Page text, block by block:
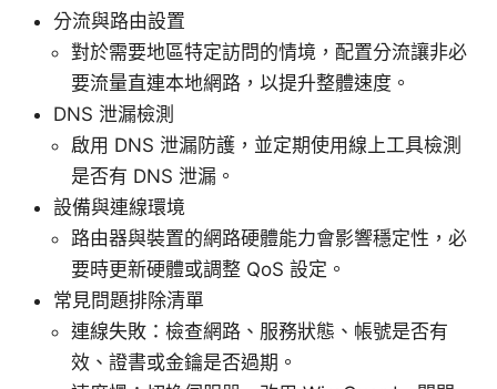
分流與路由設置
對於需要地區特定訪問的情境，配置分流讓非必
要流量直連本地網路，以提升整體速度。
DNS 泄漏檢測
啟用 DNS 泄漏防護，並定期使用線上工具檢測
是否有 DNS 泄漏。
設備與連線環境
路由器與裝置的網路硬體能力會影響穩定性，必
要時更新硬體或調整 QoS 設定。
常見問題排除清單
連線失敗：檢查網路、服務狀態、帳號是否有
效、證書或金鑰是否過期。